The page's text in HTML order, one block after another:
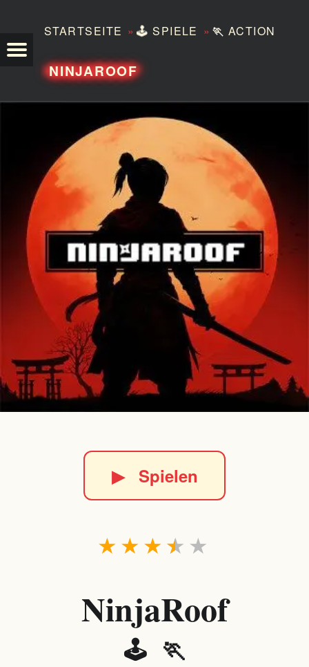
STARTSEITE »🕹️ SPIELE » 🏃 ACTION
NINJAROOF
▶Spielen
★
★
★
★
★
NinjaRoof
🕹️ 🏃